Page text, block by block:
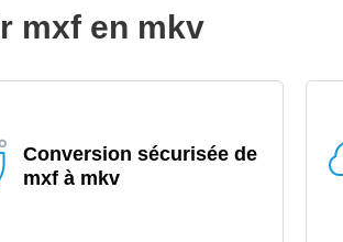
mxf en mkv
Conversion sécurisée de
mxf à mkv